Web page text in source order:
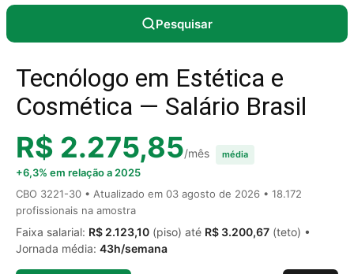
Pesquisar
Tecnólogo em Estética e
Cosmética — Salário Brasil
R$ 2.275,85/mês média
+6,3% em relação a 2025
CBO 3221-30 • Atualizado em 03 agosto de 2026 • 18.172
profissionais na amostra
Faixa salarial: R$ 2.123,10 (piso) até R$ 3.200,67 (teto) •
Jornada média: 43h/semana